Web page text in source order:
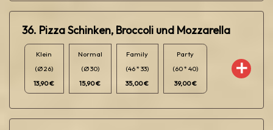
36. Pizza Schinken, Broccoli und Mozzarella
Klein
(Ø 26)
13,90 €
Normal
(Ø 30)
15,90 €
Family
(46 * 33)
35,00 €
Party
(60 * 40)
39,00 €